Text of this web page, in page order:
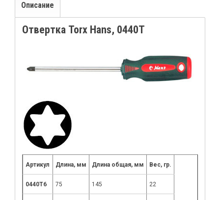
Описание
Отвертка Torx Hans, 0440T
Артикул Длина, мм Длина общая, мм Вес, гр.
0440Т6 75 145 22